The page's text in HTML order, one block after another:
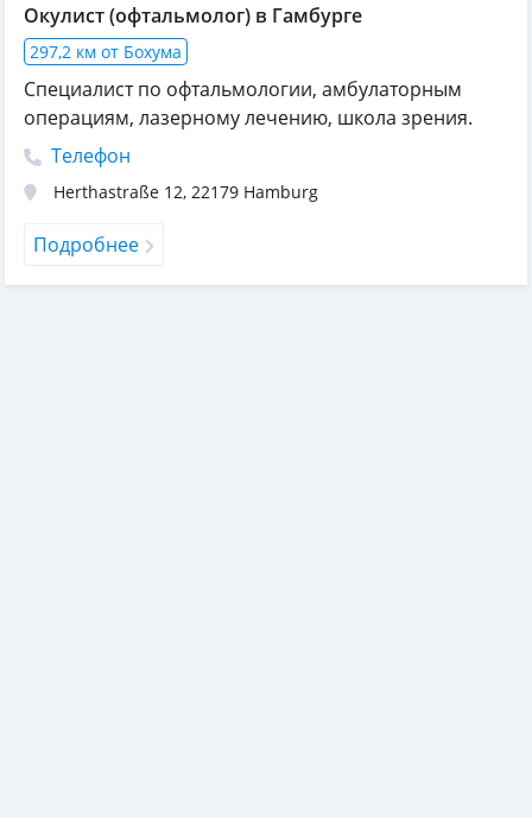
Окулист (офтальмолог) в Гамбурге
297,2 км от Бохума
Специалист по офтальмологии, амбулаторным
операциям, лазерному лечению, школа зрения.
Телефон
Herthastraße 12, 22179 Hamburg
Подробнее